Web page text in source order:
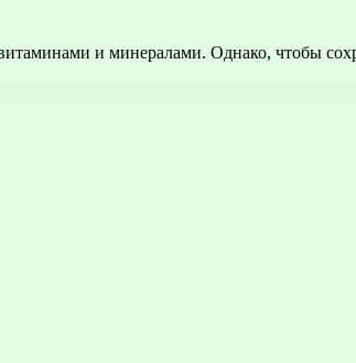
и минералами. Однако, чтобы